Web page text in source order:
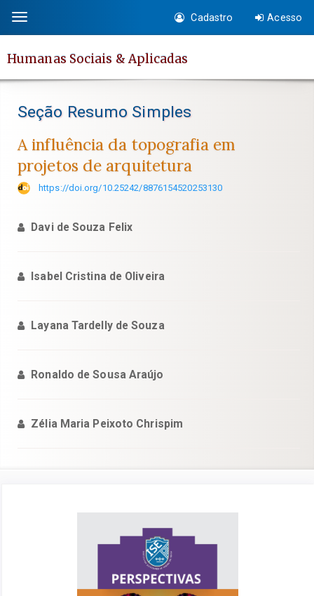
conteúdo
página
Navegação
Principal
Conteúdo
principal
Lateral
Toggle
navigation
Cadastro Acesso
Humanas Sociais & Aplicadas
Seção Resumo Simples
A influência da topografia em
projetos de arquitetura
https://doi.org/10.25242/8876154520253130
Davi de Souza Felix
Isabel Cristina de Oliveira
Layana Tardelly de Souza
Ronaldo de Sousa Araújo
Zélia Maria Peixoto Chrispim